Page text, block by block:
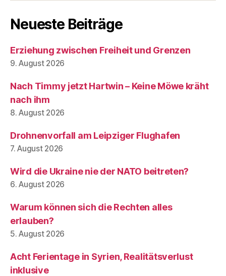
Neueste Beiträge
Erziehung zwischen Freiheit und Grenzen
9. August 2026
Nach Timmy jetzt Hartwin – Keine Möwe kräht
nach ihm
8. August 2026
Drohnenvorfall am Leipziger Flughafen
7. August 2026
Wird die Ukraine nie der NATO beitreten?
6. August 2026
Warum können sich die Rechten alles
erlauben?
5. August 2026
Acht Ferientage in Syrien, Realitätsverlust
inklusive